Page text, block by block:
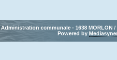
Administration communale - 1638 MORLON /
Powered by